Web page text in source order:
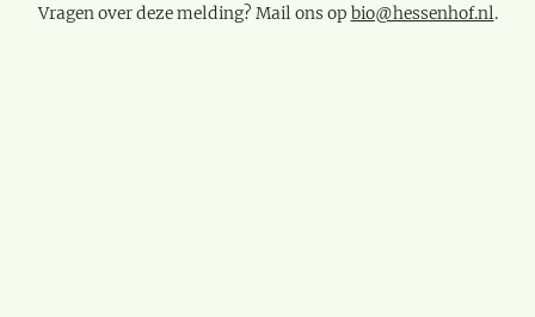
Vragen over deze melding? Mail ons op bio@hessenhof.nl.